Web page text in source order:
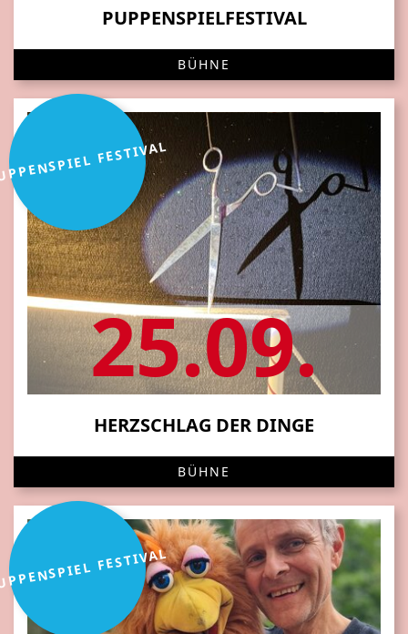
PUPPENSPIELFESTIVAL
BÜHNE
FESTIVAL
25.09.
HERZSCHLAG DER DINGE
BÜHNE
FESTIVAL